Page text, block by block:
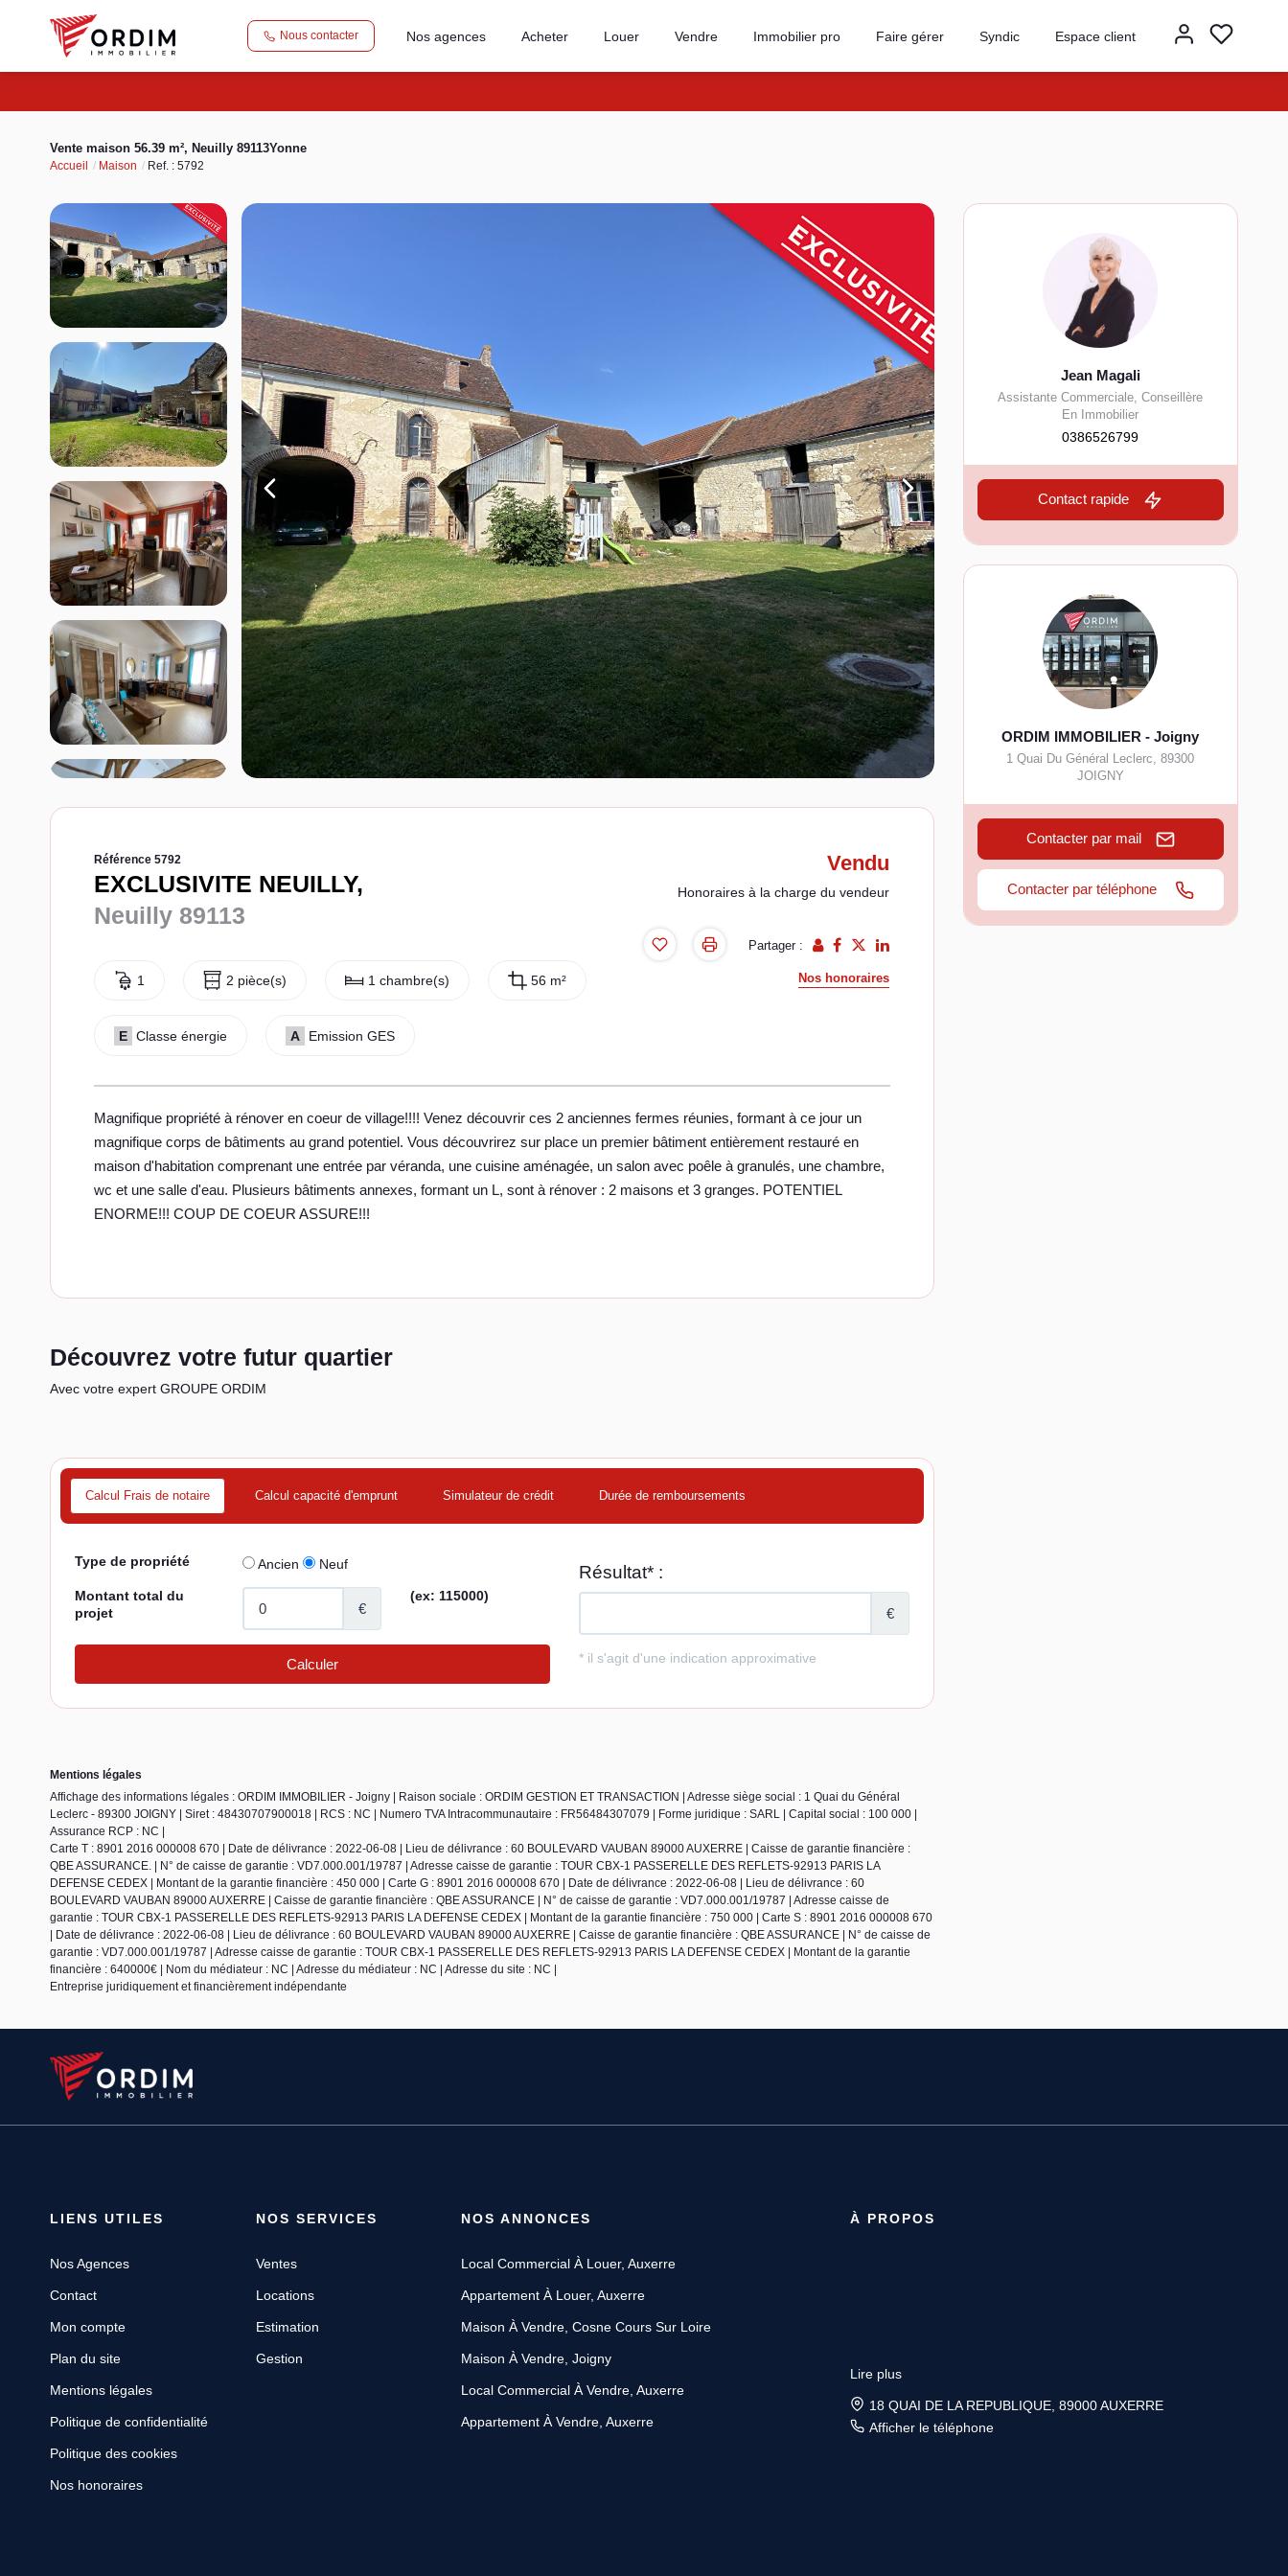
Nous contacter Nos agences Acheter Louer Vendre Immobilier pro Faire gérer Syndic Espace client
Vente maison 56.39 m², Neuilly 89113Yonne
Accueil Maison Ref. : 5792
Référence 5792
EXCLUSIVITE NEUILLY,
Neuilly 89113
1 2 pièce(s) 1 chambre(s) 56 m²
E Classe énergie A Emission GES
Vendu
Honoraires à la charge du vendeur
Partager :
Nos honoraires
Magnifique propriété à rénover en coeur de village!!!! Venez découvrir ces 2 anciennes fermes réunies, formant à ce jour un
magnifique corps de bâtiments au grand potentiel. Vous découvrirez sur place un premier bâtiment entièrement restauré en
maison d'habitation comprenant une entrée par véranda, une cuisine aménagée, un salon avec poêle à granulés, une chambre,
wc et une salle d'eau. Plusieurs bâtiments annexes, formant un L, sont à rénover : 2 maisons et 3 granges. POTENTIEL
ENORME!!! COUP DE COEUR ASSURE!!!
Découvrez votre futur quartier
Avec votre expert GROUPE ORDIM
Calcul Frais de notaire Calcul capacité d'emprunt Simulateur de crédit Durée de remboursements
Jean Magali
Assistante Commerciale, Conseillère
En Immobilier
0386526799
Contact rapide
ORDIM IMMOBILIER - Joigny
1 Quai Du Général Leclerc,89300
JOIGNY
Contacter par mail
Contacter par téléphone
Mentions légales
Affichage des informations légales : ORDIM IMMOBILIER - Joigny | Raison sociale : ORDIM GESTION ET TRANSACTION | Adresse siège social : 1 Quai du Général
Leclerc - 89300 JOIGNY | Siret : 48430707900018 | RCS : NC | Numero TVA Intracommunautaire : FR56484307079 | Forme juridique : SARL | Capital social : 100 000 |
Assurance RCP : NC |
Carte T : 8901 2016 000008 670 | Date de délivrance : 2022-06-08 | Lieu de délivrance : 60 BOULEVARD VAUBAN 89000 AUXERRE | Caisse de garantie financière :
QBE ASSURANCE. | N° de caisse de garantie : VD7.000.001/19787 | Adresse caisse de garantie : TOUR CBX-1 PASSERELLE DES REFLETS-92913 PARIS LA
DEFENSE CEDEX | Montant de la garantie financière : 450 000 | Carte G : 8901 2016 000008 670 | Date de délivrance : 2022-06-08 | Lieu de délivrance : 60
BOULEVARD VAUBAN 89000 AUXERRE | Caisse de garantie financière : QBE ASSURANCE | N° de caisse de garantie : VD7.000.001/19787 | Adresse caisse de
garantie : TOUR CBX-1 PASSERELLE DES REFLETS-92913 PARIS LA DEFENSE CEDEX | Montant de la garantie financière : 750 000 | Carte S : 8901 2016 000008 670
| Date de délivrance : 2022-06-08 | Lieu de délivrance : 60 BOULEVARD VAUBAN 89000 AUXERRE | Caisse de garantie financière : QBE ASSURANCE | N° de caisse de
garantie : VD7.000.001/19787 | Adresse caisse de garantie : TOUR CBX-1 PASSERELLE DES REFLETS-92913 PARIS LA DEFENSE CEDEX | Montant de la garantie
financière : 640000€ | Nom du médiateur : NC | Adresse du médiateur : NC | Adresse du site : NC |
Entreprise juridiquement et financièrement indépendante
LIENS UTILES
Nos Agences
Contact
Mon compte
Plan du site
Mentions légales
Politique de confidentialité
Politique des cookies
Nos honoraires
NOS SERVICES
Ventes
Locations
Estimation
Gestion
NOS ANNONCES
Local Commercial À Louer, Auxerre
Appartement À Louer, Auxerre
Maison À Vendre, Cosne Cours Sur Loire
Maison À Vendre, Joigny
Local Commercial À Vendre, Auxerre
Appartement À Vendre, Auxerre
À PROPOS
Lire plus
6 place Vauban, 89200 AVALLON
Afficher le téléphone